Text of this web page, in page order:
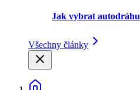
Jak vybrat autodráhu
Všechny články